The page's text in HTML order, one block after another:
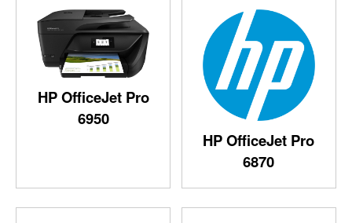
HP OfficeJet Pro
6870
HP OfficeJet Pro
6950